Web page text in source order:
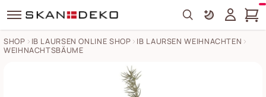
Search
SHOP IB LAURSEN ONLINE SHOP
IB LAURSEN WEIHNACHTEN
WEIHNACHTSBÄUME